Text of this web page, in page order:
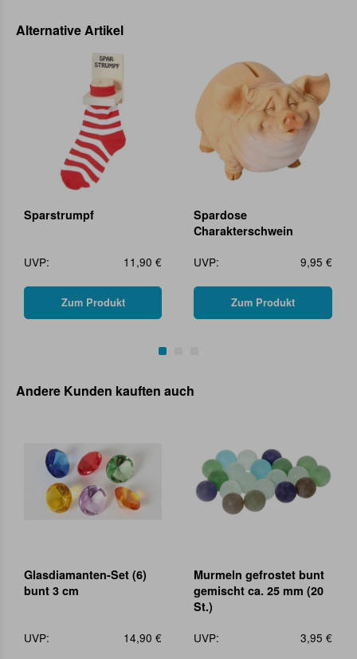
Alternative Artikel
Sparstrumpf
UVP: 11,90 €
Zum Produkt
Spardose
Charakterschwein
UVP:
9,95 €
Zum Produkt
Andere Kunden kauften auch
Glasdiamanten-Set (6)
bunt 3 cm
UVP: 14,90 €
Murmeln gefrostet bunt
gemischt ca. 25 mm (20
St.)
UVP:
3,95 €